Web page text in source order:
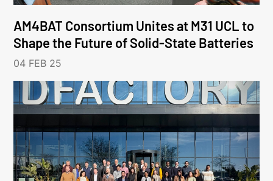
AM4BAT Consortium Unites at M31 UCL to
Shape the Future of Solid-State Batteries
04 FEB 25